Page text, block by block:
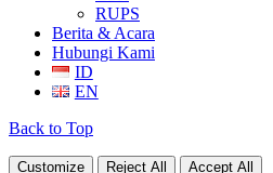
RUPS
Berita & Acara
Hubungi Kami
ID
EN
Back to Top
Customize Reject All Accept All